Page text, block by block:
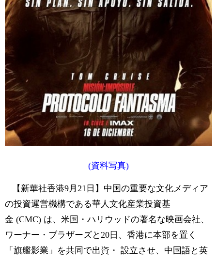
(資料写真)
【新華社香港9月21日】中国の重要な文化メディア
の投資運営機構である華人文化産業投資基
金 (CMC) は、米国・ハリウッドの著名な映画会社、
ワーナー・ブラザーズと20日、香港に本部を置く
「旗艦影業」を共同で出資・ 設立させ、中国語と英